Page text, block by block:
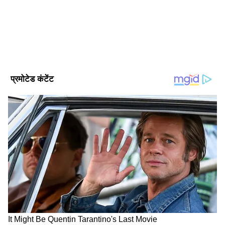
ऑस्ट्रेलियाई फिल्ममेकर जेनिफर पीडम द्वारा निर्देशित और
ल्यूक डेविस द्वारा लिखित इस फिल्म में गेनडेन फुंटसोक ने
तेनजिंग नोर्गे और टॉम हिडलेस्टन ने सर एडमंड हिलेरी की
भूमिका निभाई है।
फिल्म की कहानी और स्टार कास्ट
DOWNLOAD APP